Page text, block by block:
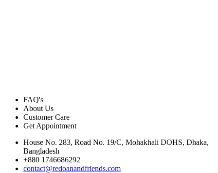
FAQ's
About Us
Customer Care
Get Appointment
House No. 283, Road No. 19/C, Mohakhali DOHS, Dhaka,
Bangladesh
+880 1746686292
contact@redoanandfriends.com